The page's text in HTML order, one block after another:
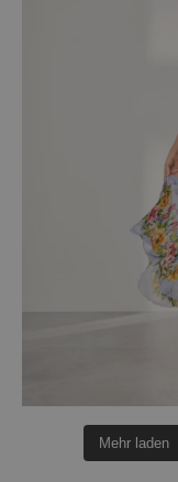
Mehr laden